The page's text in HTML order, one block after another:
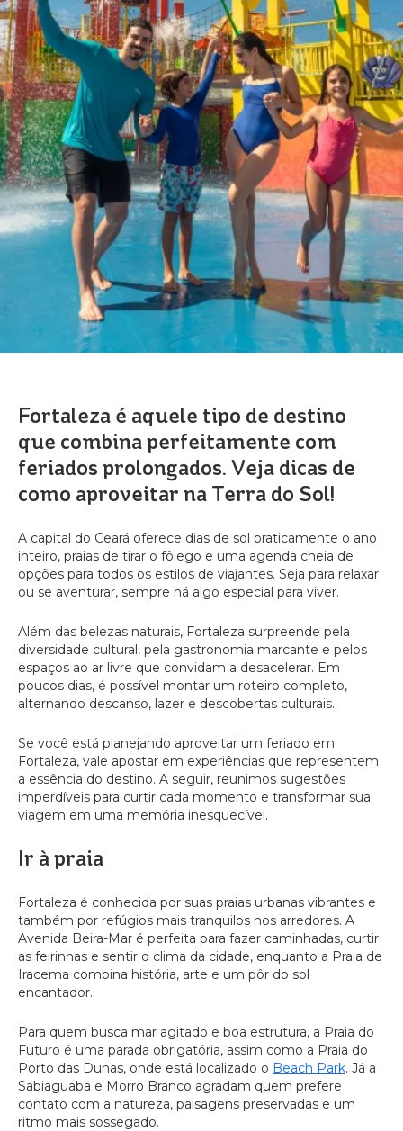
BEACH
PARK
RESORT
Fortaleza é aquele tipo de destino
que combina perfeitamente com
feriados prolongados. Veja dicas de
como aproveitar na Terra do Sol!
A capital do Ceará oferece dias de sol praticamente o ano
inteiro, praias de tirar o fôlego e uma agenda cheia de
opções para todos os estilos de viajantes. Seja para relaxar
ou se aventurar, sempre há algo especial para viver.
Além das belezas naturais, Fortaleza surpreende pela
diversidade cultural, pela gastronomia marcante e pelos
espaços ao ar livre que convidam a desacelerar. Em
poucos dias, é possível montar um roteiro completo,
alternando descanso, lazer e descobertas culturais.
Se você está planejando aproveitar um feriado em
Fortaleza, vale apostar em experiências que representem
a essência do destino. A seguir, reunimos sugestões
imperdíveis para curtir cada momento e transformar sua
viagem em uma memória inesquecível.
Ir à praia
Fortaleza é conhecida por suas praias urbanas vibrantes e
também por refúgios mais tranquilos nos arredores. A
Avenida Beira-Mar é perfeita para fazer caminhadas, curtir
as feirinhas e sentir o clima da cidade, enquanto a Praia de
Iracema combina história, arte e um pôr do sol
encantador.
Para quem busca mar agitado e boa estrutura, a Praia do
Futuro é uma parada obrigatória, assim como a Praia do
Porto das Dunas, onde está localizado o Beach Park. Já a
Sabiaguaba e Morro Branco agradam quem prefere
contato com a natureza, paisagens preservadas e um
ritmo mais sossegado.